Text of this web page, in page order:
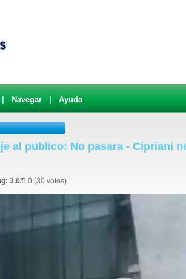
Navegar Ayuda
al publico: No pasara - Cipriani
3.0/5.0 (30 votos)